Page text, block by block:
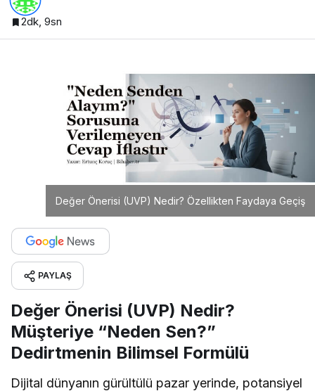
2dk, 9sn
Değer Önerisi (UVP) Nedir? Özellikten Faydaya Geçiş
PAYLAŞ
Değer Önerisi (UVP) Nedir?
Müşteriye “Neden Sen?”
Dedirtmenin Bilimsel Formülü
Dijital dünyanın gürültülü pazar yerinde, potansiyel